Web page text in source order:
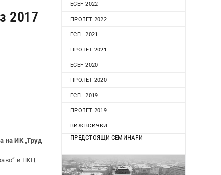
2017
на ИК „Труд
и НКЦ
ЕСЕН 2022
ПРОЛЕТ 2022
ЕСЕН 2021
ПРОЛЕТ 2021
ЕСЕН 2020
ПРОЛЕТ 2020
ЕСЕН 2019
ПРОЛЕТ 2019
ВИЖ ВСИЧКИ
ПРЕДСТОЯЩИ СЕМИНАРИ